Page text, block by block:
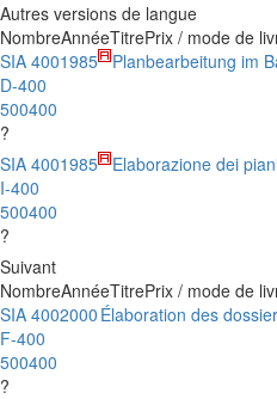
Autres versions de langue
NombreAnnéeTitrePrix / mode de
SIA 400
D-400
500400
?
1985 Planbearbeitung im
SIA 400
I-400
500400
?
1985 Elaborazione dei
Suivant
NombreAnnéeTitrePrix / mode de
SIA 400
F-400
500400
?
2000 Élaboration des